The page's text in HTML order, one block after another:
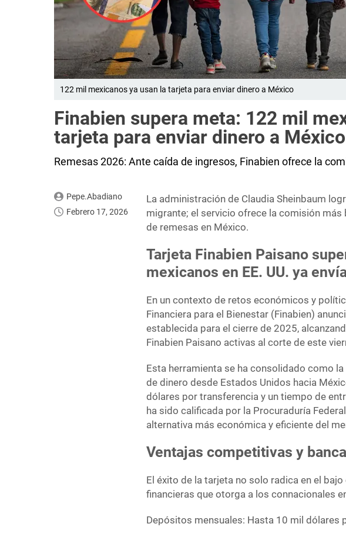
122 mil mexicanos ya usan la tarjeta para enviar dinero a México
Finabien supera meta: 122 mil
tarjeta para enviar dinero a México
Remesas 2026: Ante caída de ingresos, Finabien ofrece la
Pepe.Abadiano
Febrero 17, 2026
La administración de Claudia Sheinbaum
migrante; el servicio ofrece la comisión más
de remesas en México.
Tarjeta Finabien Paisano
mexicanos en EE. UU. ya
En un contexto de retos económicos y
Financiera para el Bienestar (Finabien)
establecida para el cierre de 2025,
Finabien Paisano activas al corte de este
Esta herramienta se ha consolidado como
de dinero desde Estados Unidos hacia
dólares por transferencia y un tiempo de
ha sido calificada por la Procuraduría
alternativa más económica y eficiente del
Ventajas competitivas y
El éxito de la tarjeta no solo radica en el
financieras que otorga a los connacionales
Depósitos mensuales: Hasta 10 mil dólares